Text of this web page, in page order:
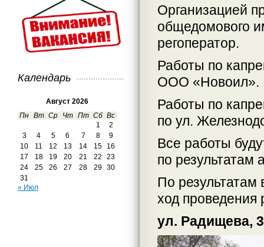
Календарь
Август 2026
Пн Вт Ср Чт Пт Сб Вс
1
2
3
4 5 6 7 8
9
10
11 12 13 14 15
16
17
18 19 20 21 22
23
24
25 26 27 28 29
30
31
« Июл
Организацией
общедомового
регоператор.
Работы по
ООО «Новоил».
Работы по
по ул.
Все работы
по результатам
По результатам
ход проведения
ул. Радищева,